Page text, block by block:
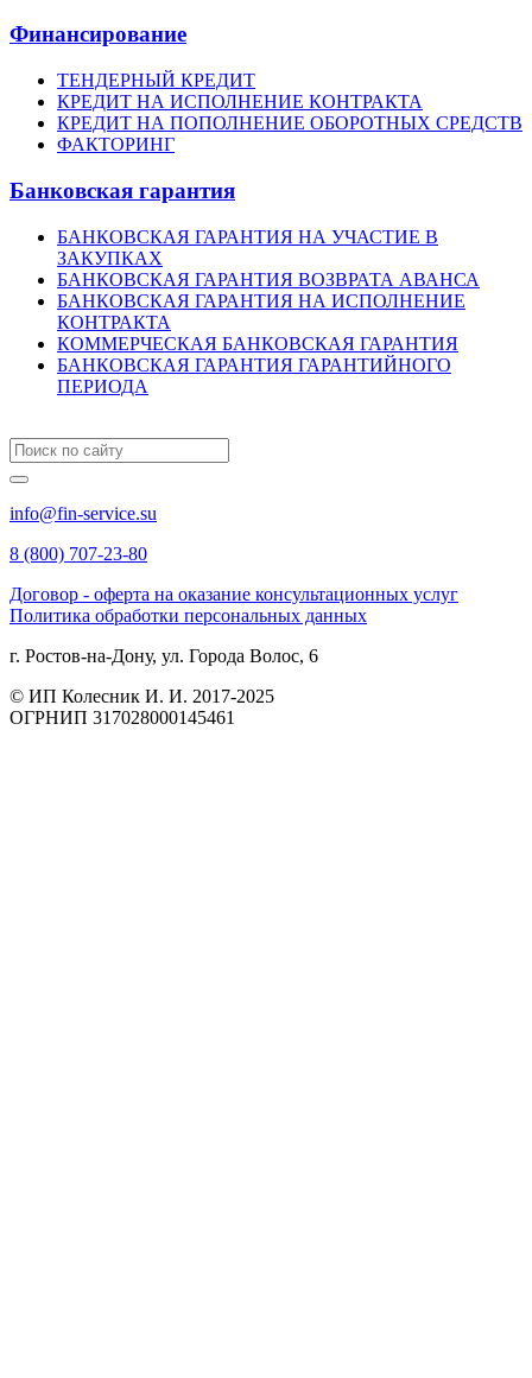
Финансирование
ТЕНДЕРНЫЙ КРЕДИТ
КРЕДИТ НА ИСПОЛНЕНИЕ КОНТРАКТА
КРЕДИТ НА ПОПОЛНЕНИЕ ОБОРОТНЫХ СРЕДСТВ
ФАКТОРИНГ
Банковская гарантия
БАНКОВСКАЯ ГАРАНТИЯ НА УЧАСТИЕ В
ЗАКУПКАХ
БАНКОВСКАЯ ГАРАНТИЯ ВОЗВРАТА АВАНСА
БАНКОВСКАЯ ГАРАНТИЯ НА ИСПОЛНЕНИЕ
КОНТРАКТА
КОММЕРЧЕСКАЯ БАНКОВСКАЯ ГАРАНТИЯ
БАНКОВСКАЯ ГАРАНТИЯ ГАРАНТИЙНОГО
ПЕРИОДА
info@fin-service.su
8 (800) 707-23-80
Договор - оферта на оказание консультационных услуг
Политика обработки персональных данных
г. Ростов-на-Дону, ул. Города Волос, 6
© ИП Колесник И. И. 2017-2025
ОГРНИП 317028000145461